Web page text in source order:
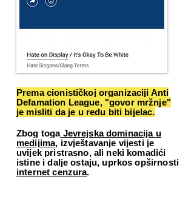
Prema cionističkoj organizaciji Anti
Defamation League, "govor mržnje"
je misliti da je u redu biti bijelac.
Zbog togaJevrejska dominacija u
medijima, izvještavanje vijesti je
uvijek pristrasno, ali neki komadići
istine i dalje ostaju, uprkos opširnosti
internet cenzura.